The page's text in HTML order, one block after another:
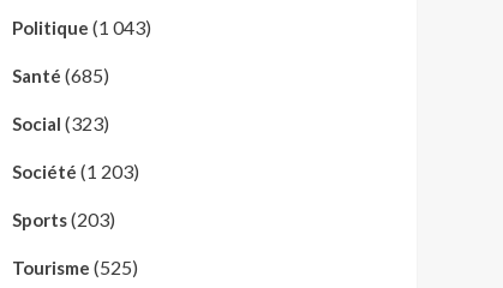
Politique (1 043)
Santé (685)
Social (323)
Société (1 203)
Sports(203)
Tourisme (525)